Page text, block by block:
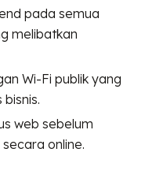
pada semua
melibatkan
Wi-Fi publik yang
web sebelum
online.